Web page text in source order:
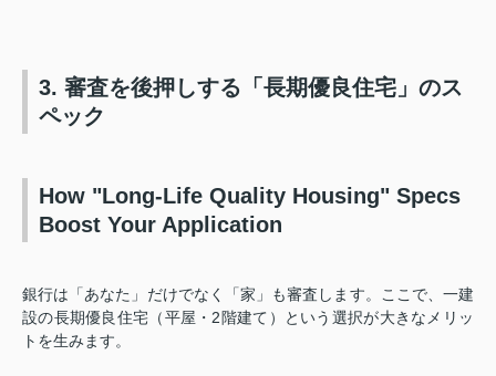
3. 審査を後押しする「長期優良住宅」のス
ペック
How "Long-Life Quality Housing" Specs
Boost Your Application
銀行は「あなた」だけでなく「家」も審査します。ここで、一建
設の長期優良住宅（平屋・2階建て）という選択が大きなメリッ
トを生みます。